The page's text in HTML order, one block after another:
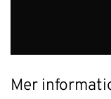
Mer